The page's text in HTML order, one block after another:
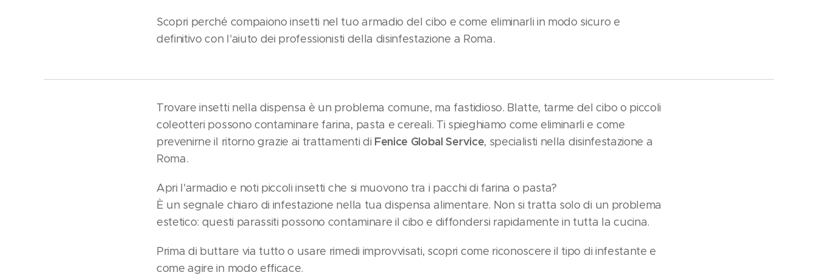
Scopri perché compaiono insetti nel tuo armadio del cibo e come eliminarli in modo sicuro e
definitivo con l'aiuto dei professionisti della disinfestazione a Roma.
Trovare insetti nella dispensa è un problema comune, ma fastidioso. Blatte, tarme del cibo o piccoli
coleotteri possono contaminare farina, pasta e cereali. Ti spieghiamo come eliminarli e come
prevenirne il ritorno grazie ai trattamenti di Fenice Global Service, specialisti nella disinfestazione a
Roma.
Apri l'armadio e noti piccoli insetti che si muovono tra i pacchi di farina o pasta?
È un segnale chiaro di infestazione nella tua dispensa alimentare. Non si tratta solo di un problema
estetico: questi parassiti possono contaminare il cibo e diffondersi rapidamente in tutta la cucina.
Prima di buttare via tutto o usare rimedi improvvisati, scopri come riconoscere il tipo di infestante e
come agire in modo efficace.